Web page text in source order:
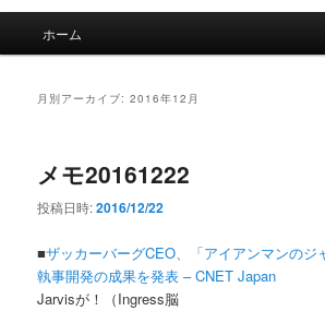
ホーム
月別アーカイブ:2016年12月
メモ20161222
投稿日時:2016/12/22
■ザッカーバーグCEO、「アイアンマンのジ
執事開発の成果を発表 – CNET Japan
Jarvisが！（Ingress脳